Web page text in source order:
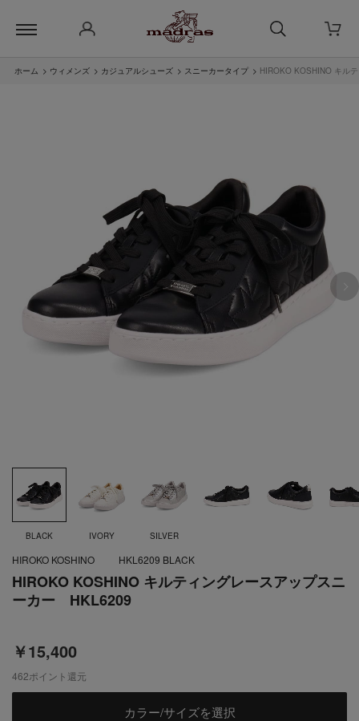
ホーム > ウィメンズ > カジュアルシューズ > スニーカータイプ > HIROKO KOSHINO キル
BLACK IVORY SILVER
HIROKO KOSHINO キルティングレースアップスニ
ーカー HKL6209
￥15,400
HIROKO KOSHINO HKL6209 BLACK
462ポイント還元
カラー/サイズを選択